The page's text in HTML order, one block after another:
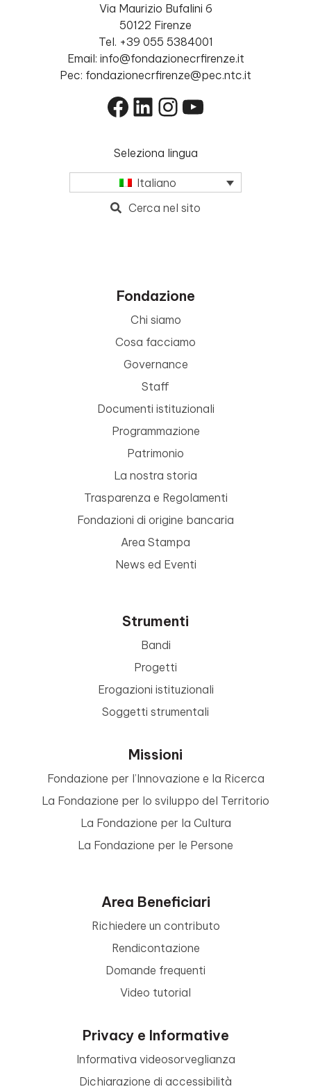
Via Maurizio Bufalini 6
50122 Firenze
Tel. +39 055 5384001
Email: info@fondazionecrfirenze.it
Pec: fondazionecrfirenze@pec.ntc.it
Facebook
LinkedIn
Instagram
YouTube
Seleziona lingua
Italiano
Cerca nel sito
Fondazione
Chi siamo
Cosa facciamo
Governance
Staff
Documenti istituzionali
Programmazione
Patrimonio
La nostra storia
Trasparenza e Regolamenti
Fondazioni di origine bancaria
Area Stampa
News ed Eventi
Strumenti
Bandi
Progetti
Erogazioni istituzionali
Soggetti strumentali
Missioni
Fondazione per l’Innovazione e la Ricerca
La Fondazione per lo sviluppo del Territorio
La Fondazione per la Cultura
La Fondazione per le Persone
Area Beneficiari
Richiedere un contributo
Rendicontazione
Domande frequenti
Video tutorial
Privacy e Informative
Informativa videosorveglianza
Dichiarazione di accessibilità